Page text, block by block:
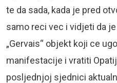
te da sada, kada je pred
samo reci vec i vidjeti da
„Gervais“ objekt koji ce
manifestacije i vratiti
posljednjoj sjednici